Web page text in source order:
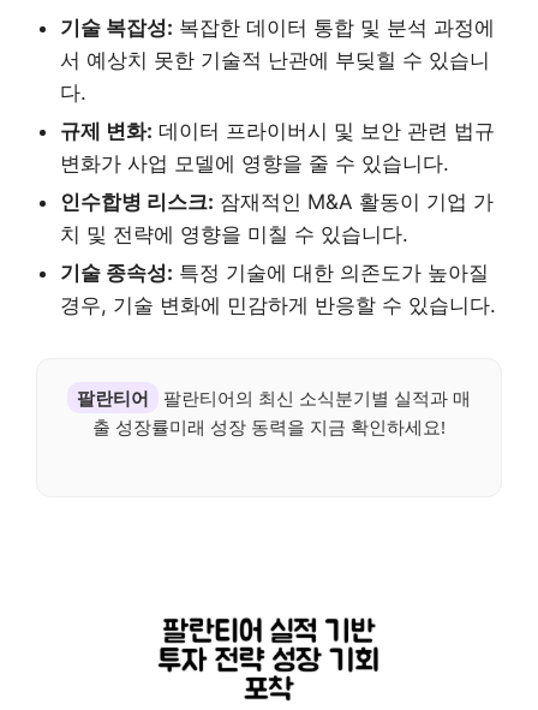
기술 복잡성: 복잡한 데이터 통합 및 분석 과정에
서 예상치 못한 기술적 난관에 부딪힐 수 있습니
다.
규제 변화: 데이터 프라이버시 및 보안 관련 법규
변화가 사업 모델에 영향을 줄 수 있습니다.
인수합병 리스크: 잠재적인 M&A 활동이 기업 가
치 및 전략에 영향을 미칠 수 있습니다.
기술 종속성: 특정 기술에 대한 의존도가 높아질
경우, 기술 변화에 민감하게 반응할 수 있습니다.
팔란티어
팔란티어의 최신 소식분기별 실적과 매
출 성장률미래 성장 동력을 지금 확인하세요!